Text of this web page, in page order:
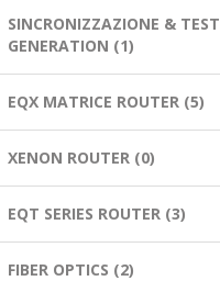
SINCRONIZZAZIONE & TEST
GENERATION (1)
EQX MATRICE ROUTER (5)
XENON ROUTER (0)
EQT SERIES ROUTER (3)
FIBER OPTICS (2)